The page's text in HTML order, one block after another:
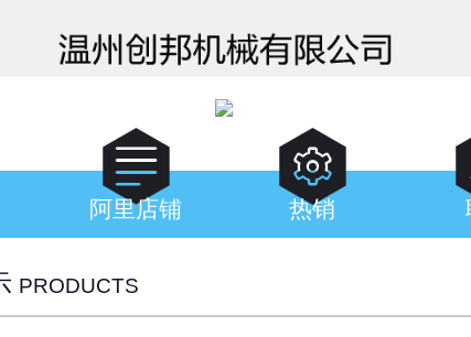

阿里店铺 
热销
PRODUCTS